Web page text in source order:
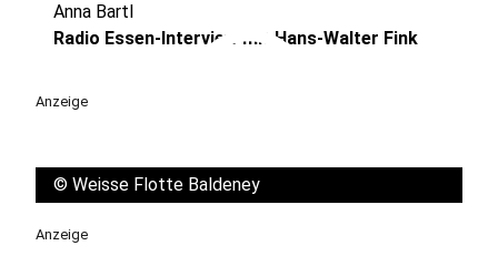
play_circle
Anna Bartl
Radio Essen-Interview mit Hans-Walter Fink
Anzeige
© Weisse Flotte Baldeney
Anzeige